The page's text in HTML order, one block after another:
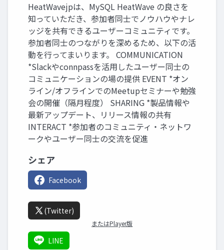
HeatWavejpは、MySQL HeatWave の良さを
知っていただき、参加者同士でノウハウやナレ
ッジを共有できるユーザーコミュニティです。
参加者同士のつながりを深めるため、以下の活
動を行ってまいります。 COMMUNICATION
*Slackやconnpassを活用したユーザー同士の
コミュニケーションの場の提供 EVENT *オン
ライン/オフラインでのMeetupセミナーや勉強
会の開催（隔月程度） SHARING *製品情報や
最新アップデート、リリース情報の共有
INTERACT *参加者のコミュニティ・ネットワ
ークやユーザー同士の交流を促進
シェア
Facebook
(Twitter)
またはPlayer版
LINE